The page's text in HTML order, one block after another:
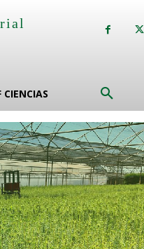
CIENCIAS